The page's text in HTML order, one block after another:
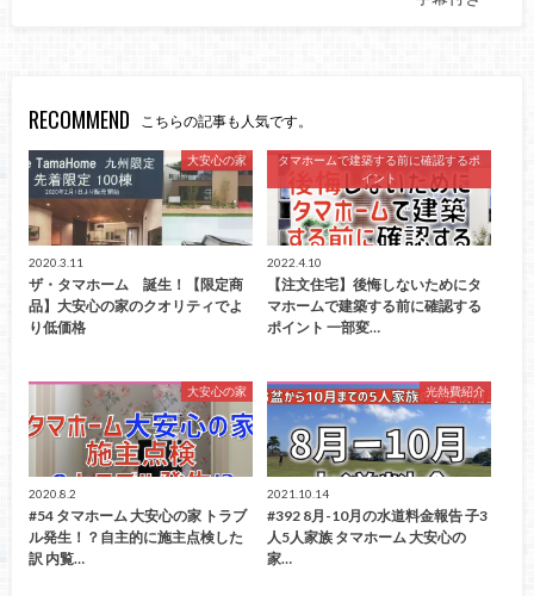
RECOMMEND こちらの記事も人気です。
大安心の家
2020.3.11
ザ・タマホーム 誕生！【限定商
品】大安心の家のクオリティでよ
り低価格
タマホームで建築する前に確認するポ
イント
2022.4.10
【注文住宅】後悔しないためにタ
マホームで建築する前に確認する
ポイント 一部変…
大安心の家
2020.8.2
#54 タマホーム 大安心の家 トラブ
ル発生！？自主的に施主点検した
訳 内覧…
光熱費紹介
2021.10.14
#392 8月-10月の水道料金報告 子3
人5人家族 タマホーム 大安心の
家…